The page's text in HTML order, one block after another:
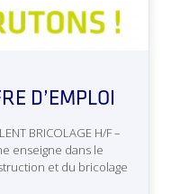
D’EMPLOI
BRICOLAGE H/F –
enseigne dans le
et du bricolage